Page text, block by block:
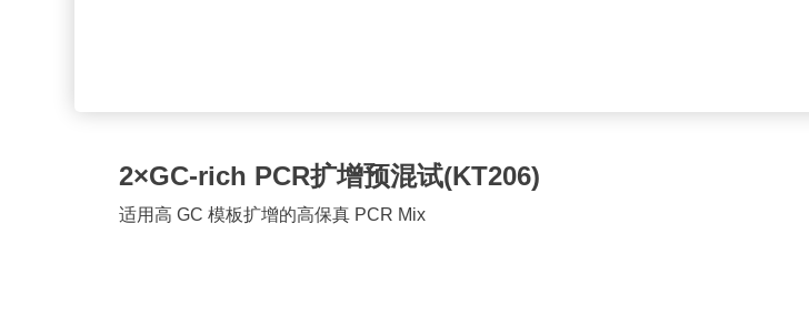
2×GC-rich PCR扩增预混试(KT206)
适用高 GC 模板扩增的高保真 PCR Mix